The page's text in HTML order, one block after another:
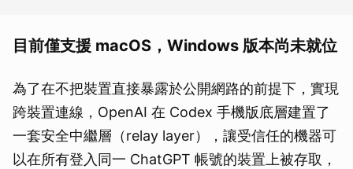
目前僅支援 macOS，Windows 版本尚未就位
為了在不把裝置直接暴露於公開網路的前提下，實現
跨裝置連線，OpenAI 在 Codex 手機版底層建置了
一套安全中繼層（relay layer），讓受信任的機器可
以在所有登入同一 ChatGPT 帳號的裝置上被存取，